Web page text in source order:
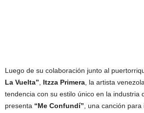
Luego de su colaboración junto al
La Vuelta”
Itzza Primera , la artista
tendencia con su estilo único en la industria
presenta “Me Confundí” , una canción